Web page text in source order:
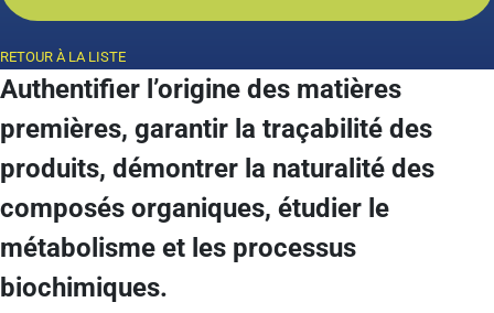
RETOUR À LA LISTE
Authentifier l’origine des matières
premières, garantir la traçabilité des
produits, démontrer la naturalité des
composés organiques, étudier le
métabolisme et les processus
biochimiques.